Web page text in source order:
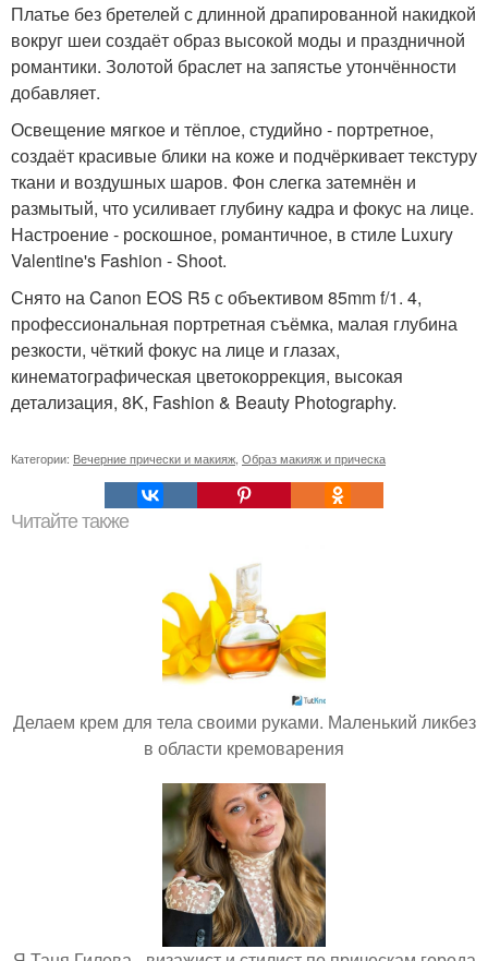
Платье без бретелей с длинной драпированной накидкой
вокруг шеи создаёт образ высокой моды и праздничной
романтики. Золотой браслет на запястье утончённости
добавляет.
Освещение мягкое и тёплое, студийно - портретное,
создаёт красивые блики на коже и подчёркивает текстуру
ткани и воздушных шаров. Фон слегка затемнён и
размытый, что усиливает глубину кадра и фокус на лице.
Настроение - роскошное, романтичное, в стиле Luxury
Valentine's Fashion - Shoot.
Снято на Canon EOS R5 с объективом 85mm f/1. 4,
профессиональная портретная съёмка, малая глубина
резкости, чёткий фокус на лице и глазах,
кинематографическая цветокоррекция, высокая
детализация, 8K, Fashion & Beauty Photography.
Категории: Вечерние прически и макияж Образ макияж и прическа
Читайте также
Делаем крем для тела своими руками. Маленький ликбез
в области кремоварения